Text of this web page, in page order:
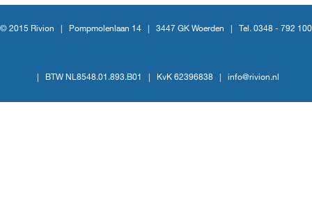
© 2015 Rivion | Pompmolenlaan 14 3447 GK Woerden Tel. 0348 - 792 100
BTW NL8548.01.893.B01 KvK 62396838 info@rivion.nl